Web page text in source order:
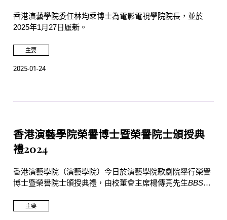
香港演藝學院委任林均乘博士為電影電視學院院長，並於
2025年1月27日履新。
主要
2025-01-24
香港演藝學院榮譽博士暨榮譽院士頒授典
禮2024
香港演藝學院（演藝學院）今日於演藝學院歌劇院舉行榮譽
博士暨榮譽院士頒授典禮，由校董會主席楊傳亮先生BBS
以表彰他們在文化發展和表演藝術方面的成就及對演藝學院
主要